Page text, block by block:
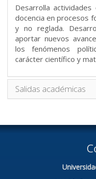
Desarrolla
docencia en procesos
y no reglada.
aportar nuevos
los fenómenos
carácter científico y
Salidas académicas